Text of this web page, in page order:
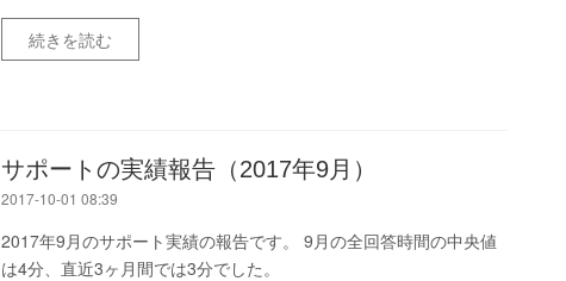
続きを読む
サポートの実績報告（2017年9月）
2017-10-01 08:39
2017年9月のサポート実績の報告です。 9月の全回答時間の中央値
は4分、直近3ヶ月間では3分でした。